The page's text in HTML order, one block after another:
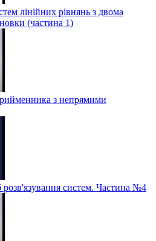
лінійних рівнянь з двома
(частина 1)
з непрямими
розв'язування систем. Частина №4